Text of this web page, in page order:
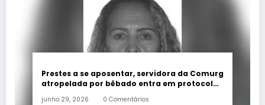
Prestes a se aposentar, servidora da Comurg
atropelada por bêbado entra em protocolo
junho 29, 2026 0 Comentários